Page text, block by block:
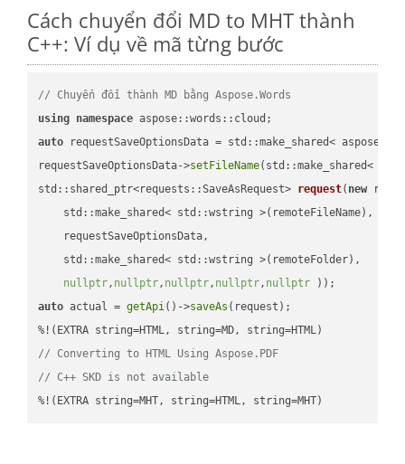
Cách chuyển đổi MD to MHT thành
C++: Ví dụ về mã từng bước
// Chuyển đổi thành MD bằng Aspose.Words
using namespace
auto requestSaveOptionsData = std::make_shared<
requestSaveOptionsData->setFileName(std::make_shared<
std::shared_ptr<requests::SaveAsRequest> request( new
    std::make_shared< std::wstring >(remoteFileName),
    requestSaveOptionsData,
    std::make_shared< std::wstring >(remoteFolder),
nullptr, nullptr, nullptr, nullptr, nullptr ))
auto actual = getApi()->saveAs (request);
// Converting to HTML Using Aspose.PDF
// C++ SKD is not available
%!(EXTRA string=MHT, string=HTML, string=MHT)